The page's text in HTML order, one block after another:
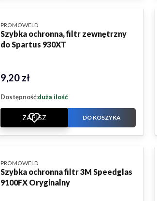
Szybka ochronna, filtr zewnętrzny
do Spartus 930XT
PRODUCENT
PROMOWELD
Cena
9,20 zł
Dostępność:duża ilość
ZAPISZ DO KOSZYKA
Szybka ochronna filtr 3M Speedglas
9100FX Oryginalny
PRODUCENT
PROMOWELD